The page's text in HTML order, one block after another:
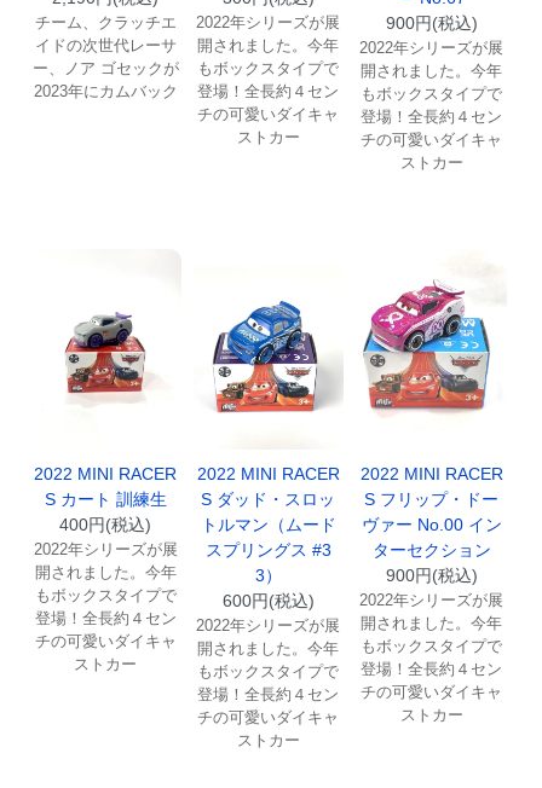
チーム、クラッチエ
イドの次世代レーサ
ー、ノア ゴセックが
2023年にカムバック
2022年シリーズが展
開されました。今年
もボックスタイプで
登場！全長約４セン
チの可愛いダイキャ
ストカー
900円(税込)
2022年シリーズが展
開されました。今年
もボックスタイプで
登場！全長約４セン
チの可愛いダイキャ
ストカー
2022 MINI RACER
S カート 訓練生
400円(税込)
2022年シリーズが展
開されました。今年
もボックスタイプで
登場！全長約４セン
チの可愛いダイキャ
ストカー
2022 MINI RACER
S ダッド・スロッ
トルマン（ムード
スプリングス #3
3）
600円(税込)
2022年シリーズが展
開されました。今年
もボックスタイプで
登場！全長約４セン
チの可愛いダイキャ
ストカー
2022 MINI RACER
S フリップ・ドー
ヴァー No.00 イン
ターセクション
900円(税込)
2022年シリーズが展
開されました。今年
もボックスタイプで
登場！全長約４セン
チの可愛いダイキャ
ストカー